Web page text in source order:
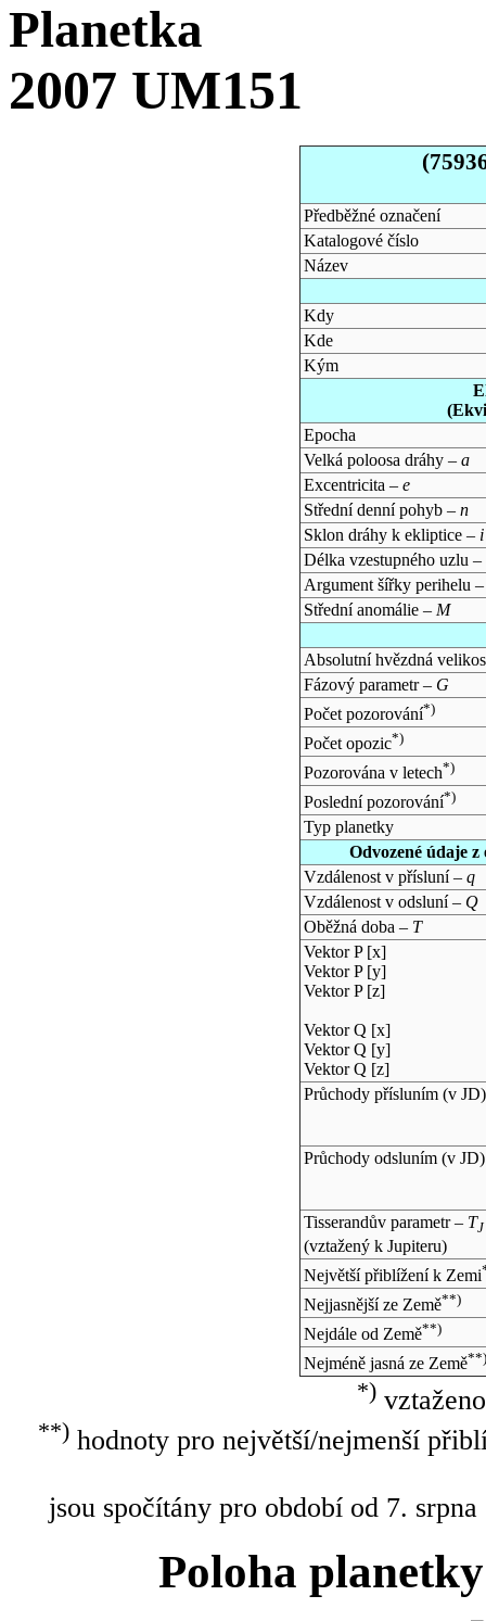
Planetka
2007 UM151
Předběžné označení
Katalogové číslo
Název
Kdy
Kde
Kým
Epocha
Velká poloosa dráhy – a
Excentricita – e
Střední denní pohyb – n
Sklon dráhy k ekliptice – i
Délka vzestupného uzlu –
Argument šířky perihelu
Střední anomálie – M
Absolutní hvězdná
Fázový parametr – G
Počet pozorování*)
Počet opozic*)
Pozorována v letech*)
Poslední pozorování*)
Typ planetky
Odvozené údaje
Vzdálenost v přísluní – q
Vzdálenost v odsluní – Q
Oběžná doba – T
Vektor P [x]
Vektor P [y]
Vektor P [z]
Vektor Q [x]
Vektor Q [y]
Vektor Q [z]
Průchody přísluním (v JD)
Průchody odsluním (v JD)
Tisserandův parametr – TJ
(vztažený k Jupiteru)
Největší přiblížení k Zemi
Nejjasnější ze Země**)
Nejdále od Země**)
Nejméně jasná ze Země**)
*)
**)hodnoty pro největší/nejmenší
jsou spočítány pro období od 7.
Poloha